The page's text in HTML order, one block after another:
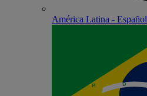
América Latina - Español